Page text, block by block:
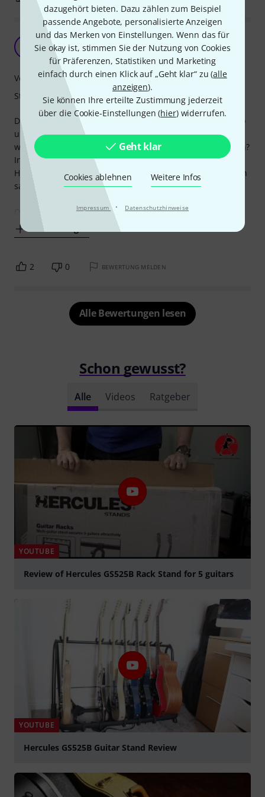
dazugehört bieten. Dazu zählen zum Beispiel
passende Angebote, personalisierte Anzeigen
und das Merken von Einstellungen. Wenn das für
Sie okay ist, stimmen Sie der Nutzung von Cookies
für Präferenzen, Statistiken und Marketing
einfach durch einen Klick auf „Geht klar“ zu (alle
anzeigen).
Sie können Ihre erteilte Zustimmung jederzeit
über die Cookie-Einstellungen (hier) widerrufen.
Geht klar
Cookies ablehnen Weitere Infos
Impressum · Datenschutzhinweise
Hält gut
MuckemachtLaune 07.10.2020
Der Ständer steht nun seit über 4 Jahren in meinem Studio
und tut was er soll. Klar, wenn man ein bisschen daran
wackelt, dann gibt er nach. Aber warum sollte man das tun?
Insgesamt hält er stabil. Habe generell wenig an der
Hercules Qualität auszusetzen. Gute Mittelklasse würde ich
sagen. Also, insgesamt sehr zufrieden.
Ob der Ständer für den Live Gebrauch
Verarbeitung
Stabilität
2 0 BEWERTUNG MELDEN
Alle Bewertungen lesen
Schon gewusst?
Alle Videos Ratgeber
YOUTUBE
Review of Hercules GS525B Rack Stand for 5 guitars
YOUTUBE
Hercules GS525B Guitar Stand Review